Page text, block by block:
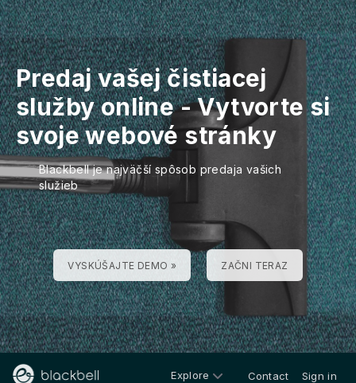
Predaj vašej čistiacej
služby online - Vytvorte si
svoje webové stránky
Blackbell je najväčší spôsob predaja vašich
služieb
VYSKÚŠAJTE DEMO » ZAČNI TERAZ
Explore Contact Sign in